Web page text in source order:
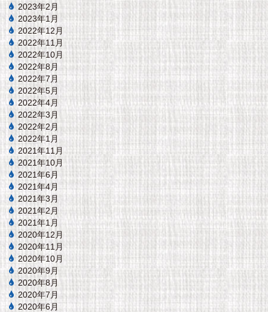
2023年2月
2023年1月
2022年12月
2022年11月
2022年10月
2022年8月
2022年7月
2022年5月
2022年4月
2022年3月
2022年2月
2022年1月
2021年11月
2021年10月
2021年6月
2021年4月
2021年3月
2021年2月
2021年1月
2020年12月
2020年11月
2020年10月
2020年9月
2020年8月
2020年7月
2020年6月